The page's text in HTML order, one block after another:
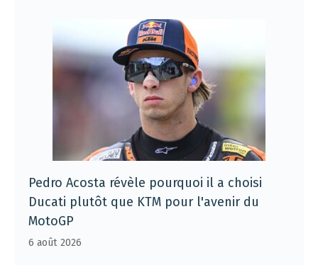
Pedro Acosta révèle pourquoi il a choisi
Ducati plutôt que KTM pour l'avenir du
MotoGP
6 août 2026